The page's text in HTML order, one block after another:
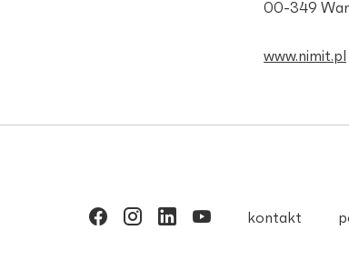
00-349
www.nimit.pl
kontakt